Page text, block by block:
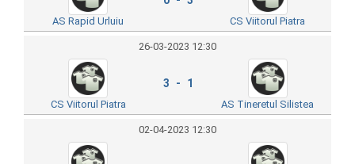
AS Rapid Urluiu CS Viitorul Piatra
26-03-2023 12:30
CS Viitorul Piatra
3 - 1
AS Tineretul Silistea
02-04-2023 12:30